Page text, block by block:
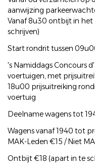
aanwijzing
Vanaf 8u30 ontbijt in het
schrijven)
Start rondrit tussen
's Namiddags Concours
voertuigen, met
18u00 prijsuitreiking
voertuig
Deelname wagens tot
Wagens vanaf 1940 tot
MAK-Leden €15 / Niet
Ontbijt €18 (apart in te